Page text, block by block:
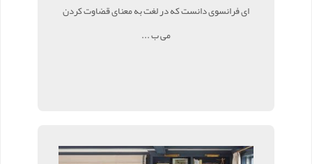
ای فرانسوی دانست که در لغت به معنای قضاوت کردن
می ب ...